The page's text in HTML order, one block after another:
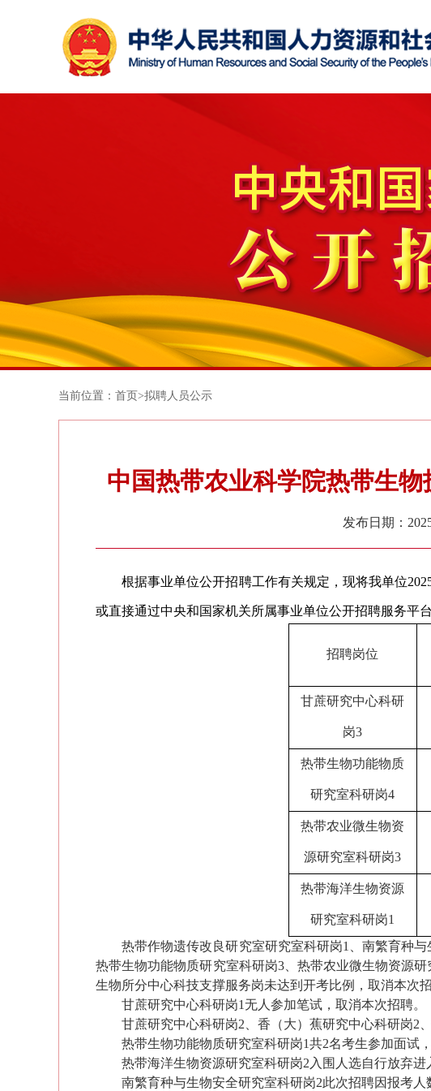
当前位置： 首页 >拟聘人员公示
中国热带农业科学院热带生
发布日期：
根据事业单位公开招聘工作有关规定，现将我单位
或直接通过中央和国家机关所属事业单位公开招聘服务平台
招聘岗位
甘蔗研究中心科研
岗3
热带生物功能物质
研究室科研岗4
热带农业微生物资
源研究室科研岗3
热带海洋生物资源
研究室科研岗1
热带作物遗传改良研究室研究室科研岗1、南繁育种
热带生物功能物质研究室科研岗3、热带农业微生物资源
生物所分中心科技支撑服务岗未达到开考比例 ， 取消本次
甘蔗研究中心科研岗1无人 参加笔试 ，取消本次招聘。
甘蔗研究中心科研岗2、香（大）蕉研究中心科研岗2
热带生物功能物质研究室科研岗1共2名考生参加面试
热带海洋生物资源研究室科研岗2 入围人选自行放弃进
南繁育种与生物安全研究室科研岗2此次招聘因报考人